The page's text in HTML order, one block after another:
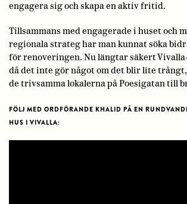
engagera sig och skapa en aktiv fritid.
Tillsammans med engagerade i huset och
regionala strateg har man kunnat söka
för renoveringen. Nu längtar säkert
då det inte gör något om det blir lite
de trivsamma lokalerna på Poesigatan till
FÖLJ MED ORDFÖRANDE KHALID PÅ EN
HUS I VIVALLA: